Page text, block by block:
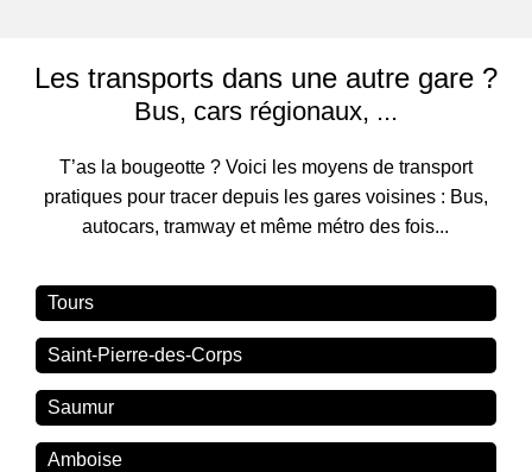
Les transports dans une autre gare ?
Bus, cars régionaux, ...
T’as la bougeotte ? Voici les moyens de transport
pratiques pour tracer depuis les gares voisines : Bus,
autocars, tramway et même métro des fois...
Tours
Saint-Pierre-des-Corps
Saumur
Amboise